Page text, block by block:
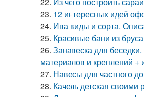
23. 12 интересных идей
24. Ива виды и сорта.
25. Красивые бани из
26. Занавеска для
материалов и креплений
27. Навесы для частного
28. Качель детская